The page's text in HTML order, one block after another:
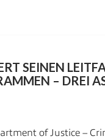
SEINEN
– DREI
of Justice –